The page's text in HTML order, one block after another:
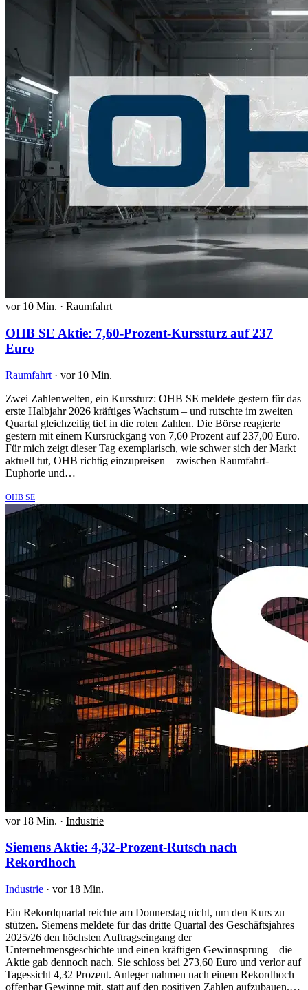
vor 10 Min. · Raumfahrt
OHB SE Aktie: 7,60-Prozent-Kurssturz auf 237
Euro
Raumfahrt · vor 10 Min.
Zwei Zahlenwelten, ein Kurssturz: OHB SE meldete gestern für das
erste Halbjahr 2026 kräftiges Wachstum – und rutschte im zweiten
Quartal gleichzeitig tief in die roten Zahlen. Die Börse reagierte
gestern mit einem Kursrückgang von 7,60 Prozent auf 237,00 Euro.
Für mich zeigt dieser Tag exemplarisch, wie schwer sich der Markt
aktuell tut, OHB richtig einzupreisen – zwischen Raumfahrt-
Euphorie und…
OHB SE
vor 18 Min. · Industrie
Siemens Aktie: 4,32-Prozent-Rutsch nach
Rekordhoch
Industrie · vor 18 Min.
Ein Rekordquartal reichte am Donnerstag nicht, um den Kurs zu
stützen. Siemens meldete für das dritte Quartal des Geschäftsjahres
2025/26 den höchsten Auftragseingang der
Unternehmensgeschichte und einen kräftigen Gewinnsprung – die
Aktie gab dennoch nach. Sie schloss bei 273,60 Euro und verlor auf
Tagessicht 4,32 Prozent. Anleger nahmen nach einem Rekordhoch
offenbar Gewinne mit, statt auf den positiven Zahlen aufzubauen.…